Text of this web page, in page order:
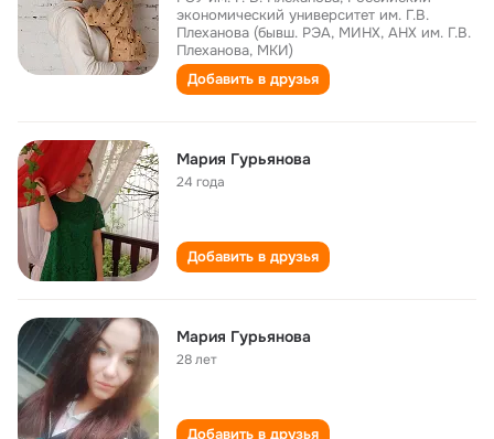
экономический университет им. Г.В.
Плеханова (бывш. РЭА, МИНХ, АНХ им. Г.В.
Плеханова, МКИ)
Добавить в друзья
Мария Гурьянова
24 года
Добавить в друзья
Мария Гурьянова
28 лет
Добавить в друзья